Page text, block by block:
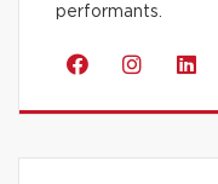
performants.